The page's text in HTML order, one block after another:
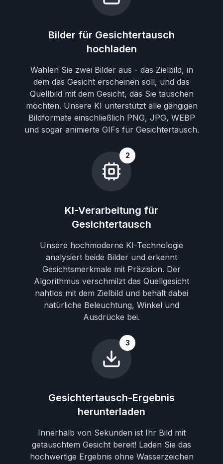
Bilder für Gesichtertausch
hochladen
Wählen Sie zwei Bilder aus - das Zielbild, in
dem das Gesicht erscheinen soll, und das
Quellbild mit dem Gesicht, das Sie tauschen
möchten. Unsere KI unterstützt alle gängigen
Bildformate einschließlich PNG, JPG, WEBP
und sogar animierte GIFs für Gesichtertausch.
2
KI-Verarbeitung für
Gesichtertausch
Unsere hochmoderne KI-Technologie
analysiert beide Bilder und erkennt
Gesichtsmerkmale mit Präzision. Der
Algorithmus verschmilzt das Quellgesicht
nahtlos mit dem Zielbild und behält dabei
natürliche Beleuchtung, Winkel und
Ausdrücke bei.
3
Gesichtertausch-Ergebnis
herunterladen
Innerhalb von Sekunden ist Ihr Bild mit
getauschtem Gesicht bereit! Laden Sie das
hochwertige Ergebnis ohne Wasserzeichen